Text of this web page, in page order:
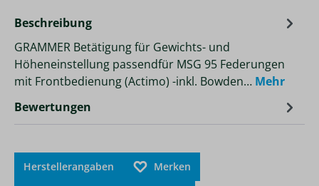
Beschreibung
GRAMMER Betätigung für Gewichts- und
Höheneinstellung passendfür MSG 95 Federungen
mit Frontbedienung (Actimo) -inkl. Bowden… Mehr
Bewertungen
Herstellerangaben Merken